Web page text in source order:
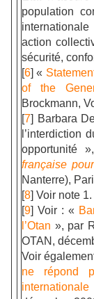
population
action
sécurité,
[6] «
of the
Brockmann,
[7] Barbara
l’interdiction
opportunité
française
Nanterre),
[8] Voir note 1.
[9] Voir : «
l’Otan », par
OTAN,
Voir
ne répond
internationale